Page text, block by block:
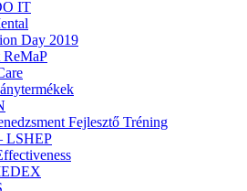
IT
Day 2019
ReMaP
Fejlesztő Tréning
LSHEP